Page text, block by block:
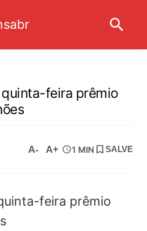
feira prêmio
A- A+ 1 MIN SALVE